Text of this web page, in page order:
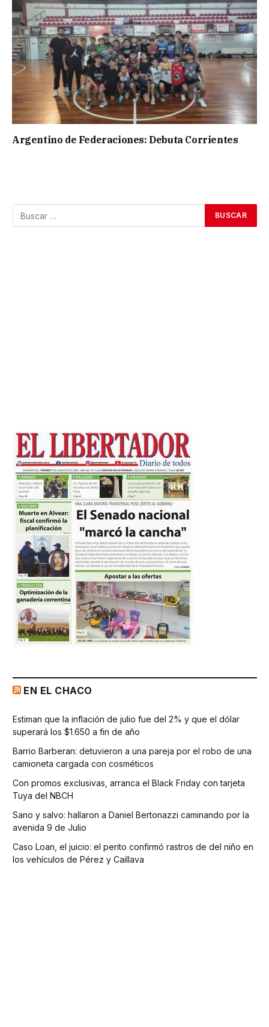
Argentino de Federaciones: Debuta Corrientes
EN EL CHACO
Estiman que la inflación de julio fue del 2% y que el dólar
superará los $1.650 a fin de año
Barrio Barberan: detuvieron a una pareja por el robo de una
camioneta cargada con cosméticos
Con promos exclusivas, arranca el Black Friday con tarjeta
Tuya del NBCH
Sano y salvo: hallaron a Daniel Bertonazzi caminando por la
avenida 9 de Julio
Caso Loan, el juicio: el perito confirmó rastros de del niño en
los vehículos de Pérez y Caillava